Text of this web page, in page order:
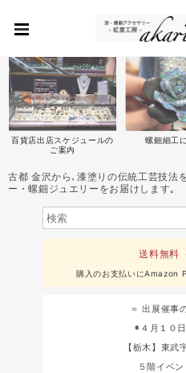
百貨店出店スケジュールの
ご案内
螺鈿細工
古都 金沢から､漆塗りの伝統工芸技法
ー・螺鈿ジュエリーをお届けします｡
送料無料
購入のお支払いにAmazon
＝ 出展催事
◉４月１０
【栃木】東武
５階イベ